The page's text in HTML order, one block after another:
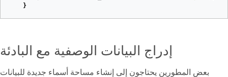
}
إدراج البيانات الوصفية مع البادئة
بعض المطورين يحتاجون إلى إنشاء مساحة أسماء جديدة للبيانات